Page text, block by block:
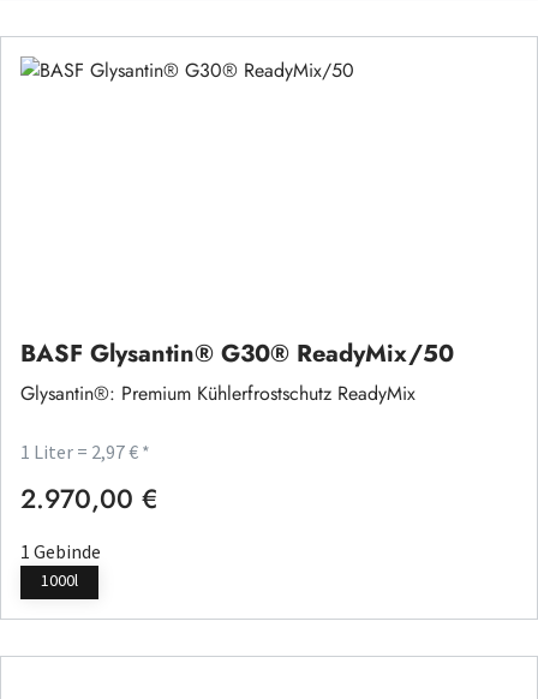
BASF Glysantin® G30® ReadyMix/50
Glysantin®: Premium Kühlerfrostschutz ReadyMix
1 Liter = 2,97 € *
Regulärer Preis:
2.970,00 €
1 Gebinde
1000l